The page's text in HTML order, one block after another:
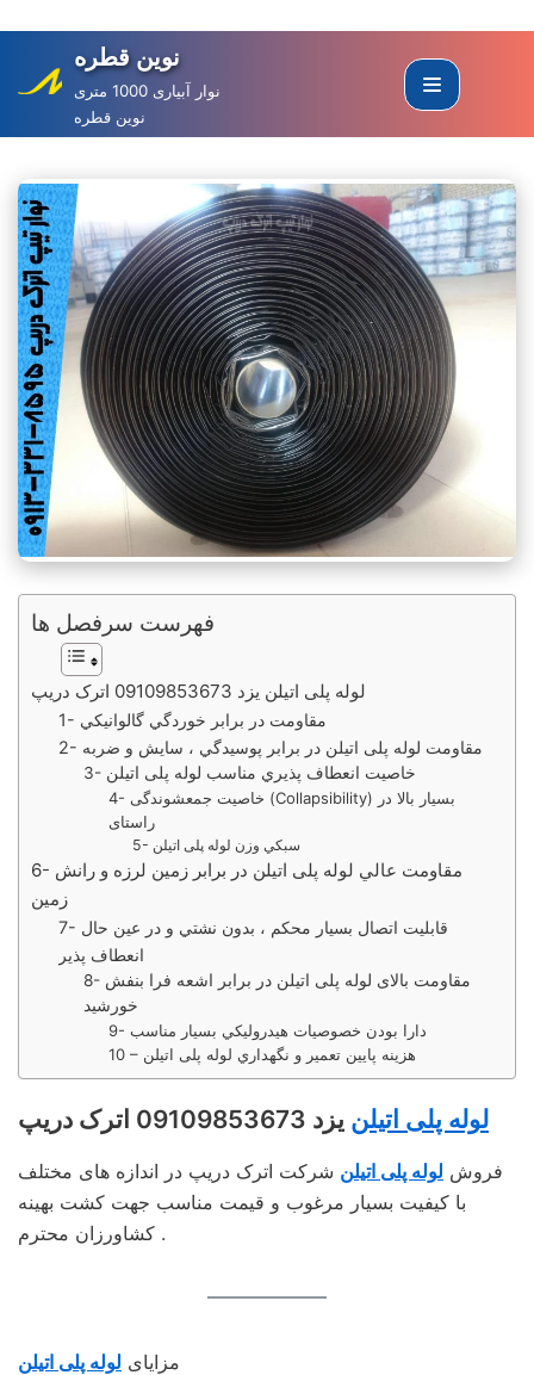
to
content
نوین قطره
نوار آبیاری 1000 متری
نوین قطره
فهرست سرفصل ها
لوله پلی اتیلن یزد 09109853673 اترک دریپ
1- مقاومت در برابر خوردگي گالوانيكي
2- مقاومت لوله پلی اتیلن در برابر پوسيدگي ، سايش و ضربه
3- خاصيت انعطاف پذيري مناسب لوله پلی اتیلن
4- خاصيت جمعشوندگی (Collapsibility) بسيار بالا در
راستای
5- سبكي وزن لوله پلی اتیلن
6- مقاومت عالي لوله پلی اتیلن در برابر زمين لرزه و رانش
زمين
7- قابليت اتصال بسيار محكم ، بدون نشتي و در عين حال
انعطاف پذير
8- مقاومت بالای لوله پلی اتیلن در برابر اشعه فرا بنفش
خورشيد
9- دارا بودن خصوصيات هيدروليكي بسيار مناسب
10 – هزينه پايين تعمير و نگهداري لوله پلی اتیلن
لوله پلی اتیلن یزد 09109853673 اترک دریپ
فروش لوله پلی اتیلن شرکت اترک دریپ در اندازه های مختلف
با کیفیت بسیار مرغوب و قیمت مناسب جهت کشت بهینه
کشاورزان محترم .
مزايای لوله پلی اتيلن